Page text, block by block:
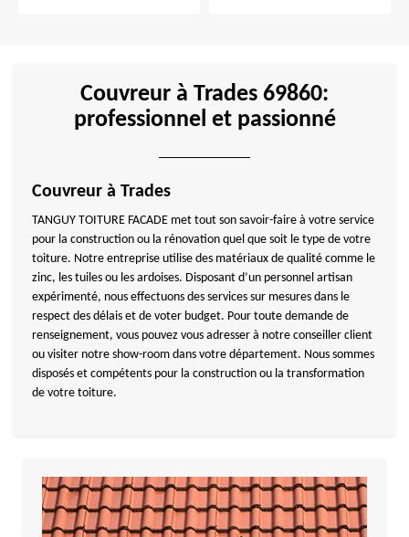
Couvreur à Trades 69860:
professionnel et passionné
Couvreur à Trades
TANGUY TOITURE FACADE met tout son savoir-faire à votre service
pour la construction ou la rénovation quel que soit le type de votre
toiture. Notre entreprise utilise des matériaux de qualité comme le
zinc, les tuiles ou les ardoises. Disposant d’un personnel artisan
expérimenté, nous effectuons des services sur mesures dans le
respect des délais et de voter budget. Pour toute demande de
renseignement, vous pouvez vous adresser à notre conseiller client
ou visiter notre show-room dans votre département. Nous sommes
disposés et compétents pour la construction ou la transformation
de votre toiture.